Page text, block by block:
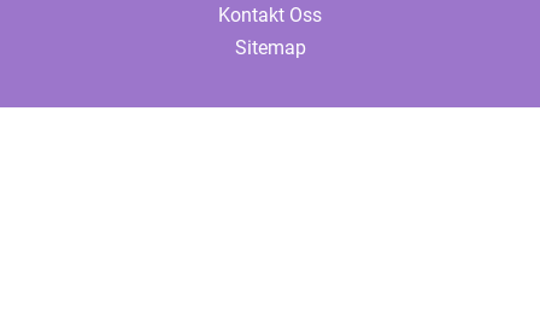
Kontakt Oss
Sitemap